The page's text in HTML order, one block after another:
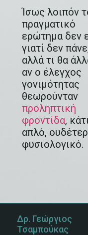
Ίσως λοιπόν
πραγματικό
ερώτημα δεν
γιατί δεν
αλλά τι θα
αν ο έλεγχος
γονιμότητας
θεωρούνταν
προληπτική
φροντίδα,
απλό,
φυσιολογικό.
Δρ. Γεώργιος
Τσαμπούκας